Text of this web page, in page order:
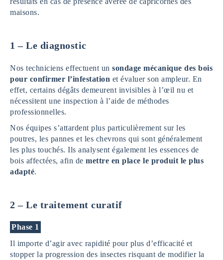
maisons.
1 – Le diagnostic
Nos techniciens effectuent un sondage mécanique des bois
pour confirmer l’infestation et évaluer son ampleur. En
effet, certains dégâts demeurent invisibles à l’œil nu et
nécessitent une inspection à l’aide de méthodes
professionnelles.
Nos équipes s’attardent plus particulièrement sur les
poutres, les pannes et les chevrons qui sont généralement
les plus touchés. Ils analysent également les essences de
bois affectées, afin de mettre en place le produit le plus
adapté.
2 – Le traitement curatif
Phase 1
Il importe d’agir avec rapidité pour plus d’efficacité et
stopper la progression des insectes risquant de modifier la